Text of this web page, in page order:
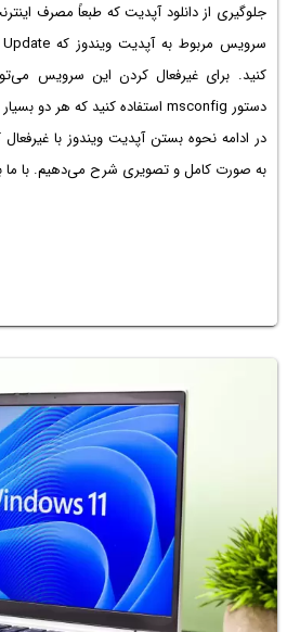
جلوگیری از دانلود آپدیت که طبعاً مصرف
دستور msconfig استفاده کنید که هر دو بسیار ساده است.
در ادامه نحوه بستن آپدیت ویندوز با
به صورت کامل و تصویری شرح می‌دهیم. با ما